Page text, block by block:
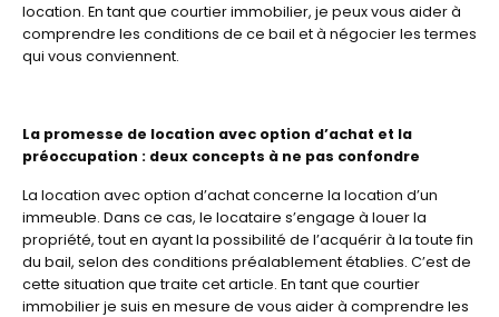
location. En tant que courtier immobilier, je peux vous aider à
comprendre les conditions de ce bail et à négocier les termes
qui vous conviennent.
La promesse de location avec option d’achat et la
préoccupation : deux concepts à ne pas confondre
La location avec option d’achat concerne la location d’un
immeuble. Dans ce cas, le locataire s’engage à louer la
propriété, tout en ayant la possibilité de l’acquérir à la toute fin
du bail, selon des conditions préalablement établies. C’est de
cette situation que traite cet article. En tant que courtier
immobilier je suis en mesure de vous aider à comprendre les